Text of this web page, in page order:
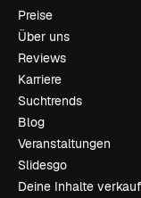
Preise
Über uns
Reviews
Karriere
Suchtrends
Blog
Veranstaltungen
Slidesgo
Deine Inhalte